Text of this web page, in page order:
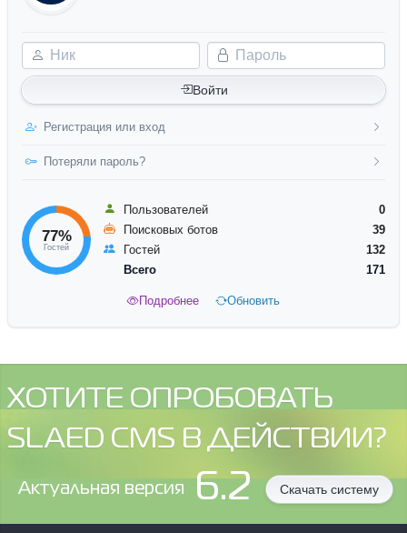
Ник Пароль
Войти
Регистрация или вход
Потеряли пароль?
77%
Гостей
Пользователей
0
Поисковых ботов
39
Гостей
132
Всего
171
Подробнее Обновить
ХОТИТЕ ОПРОБОВАТЬ
SLAED CMS В ДЕЙСТВИИ?
Aктуальная версия 6.2 Скачать систему